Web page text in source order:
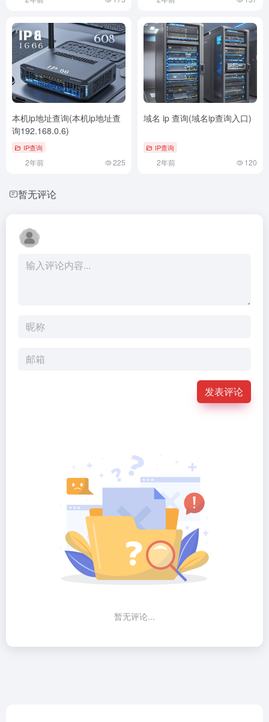
本机ip地址查询(本机ip地址查
询192.168.0.6)
IP查询
2年前 225
域名 ip 查询(域名ip查询入口)
IP查询
2年前 120
暂无评论
发表评论
暂无评论...